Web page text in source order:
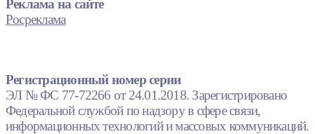
Реклама на сайте
Росреклама
Регистрационный номер серии
ЭЛ № ФС 77-72266 от 24.01.2018. Зарегистрировано
Федеральной службой по надзору в сфере связи,
информационных технологий и массовых коммуникаций.